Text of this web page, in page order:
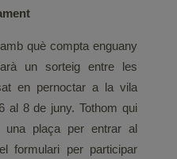
què compta enguany
un sorteig entre les
en pernoctar a la vila
al 8 de juny. Tothom qui
una plaça per entrar al
formulari per participar